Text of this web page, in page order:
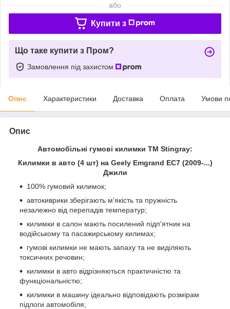
або
Купити з
Що таке купити з Пром?
Замовлення під захистом
Опис Характеристики Доставка Оплата Умови
Опис
Автомобільні гумові килимки ТМ Stingray:
Килимки в авто (4 шт) на Geely Emgrand EC7 (2009-...)
Джили
100% гумовий килимок;
автокиврики зберігають м'якість та пружність
незалежно від перепадів температур;
килимки в салон мають посилений підп'ятник на
водійському та пасажирському килимах;
гумові килимки не мають запаху та не виділяють
токсичних речовин;
килимки в авто відрізняються практичністю та
функціональністю;
килимки в машину ідеально відповідають розмірам
підлоги автомобіля;